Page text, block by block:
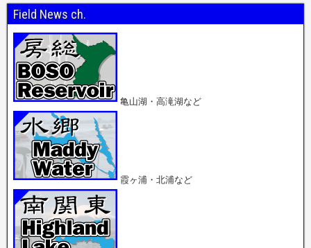
o
k
で
共
有
(
新
し
い
ウ
ィ
ン
ウ
で
開
き
ま
す
)
T
w
i
t
t
e
r
で
共
有
(
新
い
ウ
ィ
ン
ド
ウ
で
開
き
ま
す
)
G
o
o
g
l
e
+
で
有
(
新
い
ン
ド
ウ
で
開
き
ま
す
)
Field News ch.
亀山湖・高滝湖など
霞ヶ浦・北浦など